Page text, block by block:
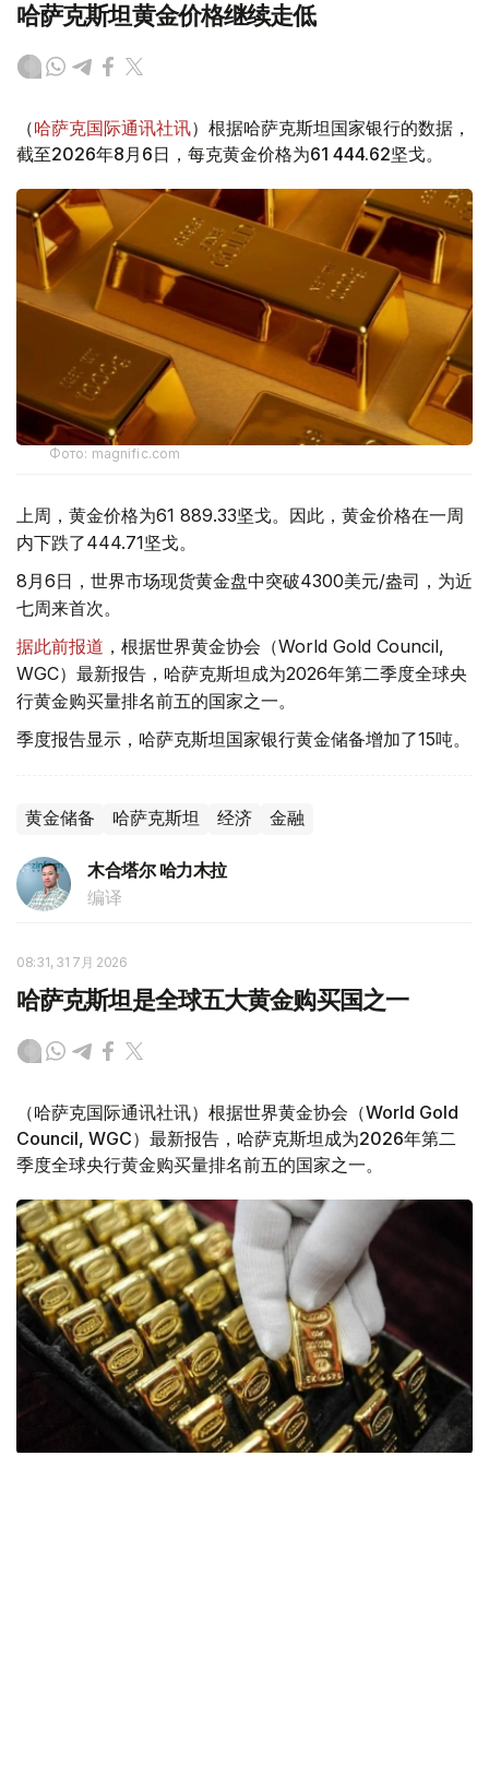
哈萨克斯坦黄金价格继续走低
（哈萨克国际通讯社讯）根据哈萨克斯坦国家银行的数据，
截至2026年8月6日，每克黄金价格为61 444.62坚戈。
Фото: magnific.com
上周，黄金价格为61 889.33坚戈。因此，黄金价格在一周
内下跌了444.71坚戈。
8月6日，世界市场现货黄金盘中突破4300美元/盎司，为近
七周来首次。
据此前报道 ，根据世界黄金协会（World Gold Council,
WGC）最新报告，哈萨克斯坦成为2026年第二季度全球央
行黄金购买量排名前五的国家之一。
季度报告显示，哈萨克斯坦国家银行黄金储备增加了15吨。
黄金储备 哈萨克斯坦 经济 金融
木合塔尔 哈力木拉
编译
08:31, 31 7月 2026
哈萨克斯坦是全球五大黄金购买国之一
（哈萨克国际通讯社讯）根据世界黄金协会（World Gold
Council, WGC）最新报告，哈萨克斯坦成为2026年第二
季度全球央行黄金购买量排名前五的国家之一。